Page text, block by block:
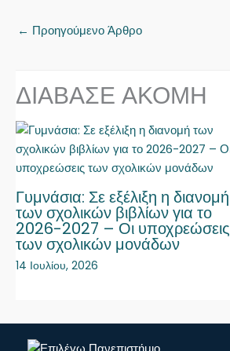
← Προηγούμενο Άρθρο
ΔΙΑΒΑΣΕ ΑΚΟΜΗ
Γυμνάσια: Σε εξέλιξη η διανομή
των σχολικών βιβλίων για το
2026-2027 – Οι υποχρεώσεις
των σχολικών μονάδων
14 Ιουλίου, 2026